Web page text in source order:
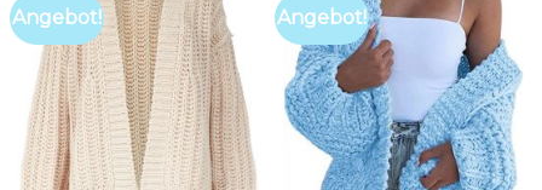
Angebot! Angebot!